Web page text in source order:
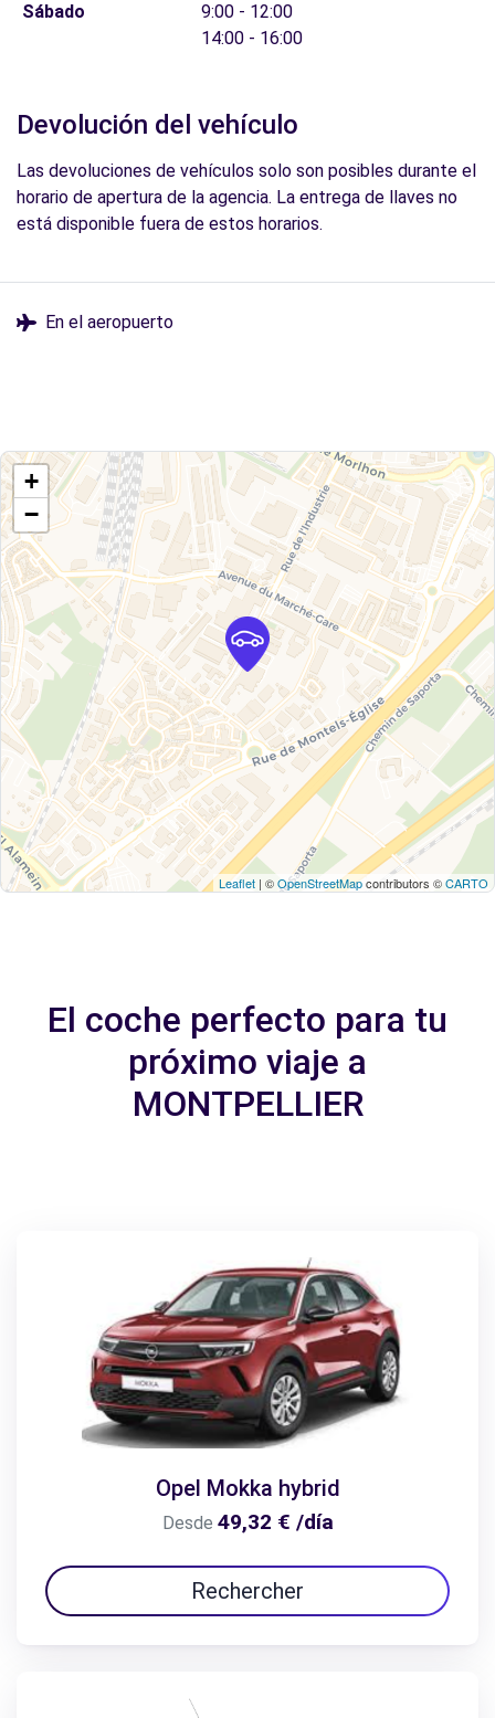
Sábado
9:00 - 12:00
14:00 - 16:00
Devolución del vehículo
Las devoluciones de vehículos solo son posibles durante el
horario de apertura de la agencia. La entrega de llaves no
está disponible fuera de estos horarios.
En el aeropuerto
+
−
Leaflet | ©OpenStreetMapcontributors ©CARTO
El coche perfecto para tu
próximo viaje a
MONTPELLIER
Opel Mokka hybrid
Desde 49,32 € /día
Rechercher